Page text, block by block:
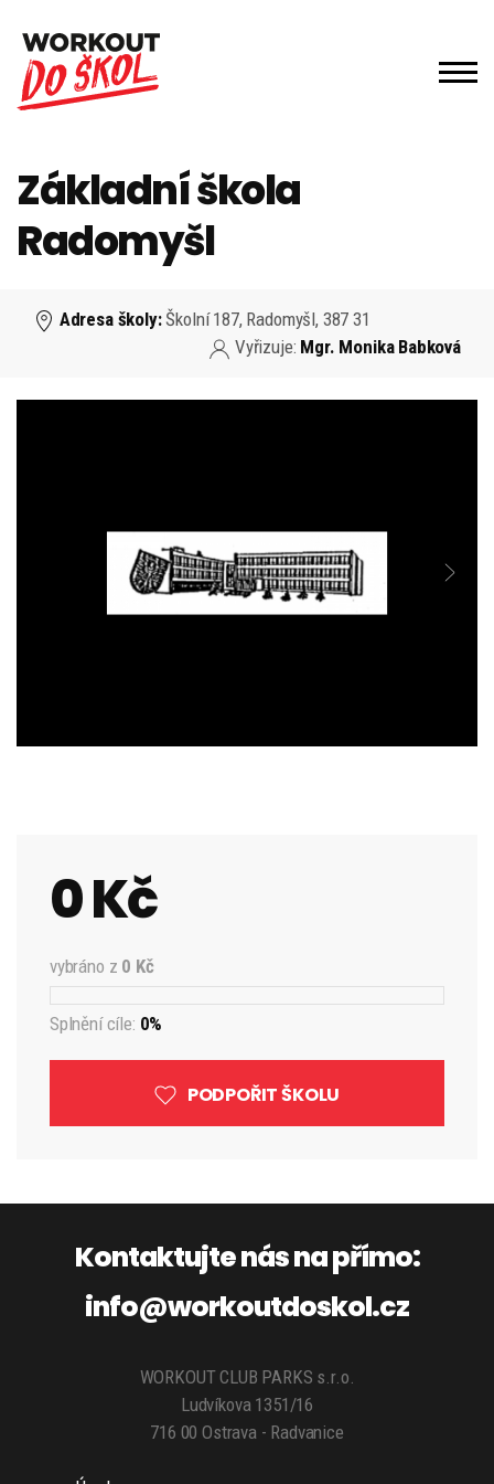
Základní škola
Radomyšl
Adresa školy:Školní 187, Radomyšl, 387 31
Vyřizuje: Mgr. Monika Babková
0 Kč
vybráno z 0 Kč
Splnění cíle: 0%
PODPOŘIT ŠKOLU
Kontaktujte nás na přímo:
info@workoutdoskol.cz
WORKOUT CLUB PARKS s.r.o.
Ludvíkova 1351/16
716 00 Ostrava - Radvanice